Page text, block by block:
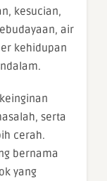
kesucian,
air
kehidupan
serta
cerah.
bernama
yang